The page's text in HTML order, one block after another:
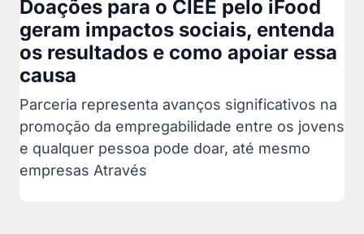
Doações para o CIEE pelo iFood
geram impactos sociais, entenda
os resultados e como apoiar essa
causa
Parceria representa avanços significativos na
promoção da empregabilidade entre os jovens
e qualquer pessoa pode doar, até mesmo
empresas Através